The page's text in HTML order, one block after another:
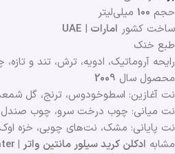
حجم 100 میلی‌لیتر
ساخت کشور امارات |
UAE
طبع خنک
رایحه آروماتیک، ادویه، ترش، تند و
محصول سال 2009
نت آغازین: اسطوخودوس، ترنج، گل
نت میانی: چوب درخت سرو، چوب صندل،
نت پایانی: مشک، نت‌های چوبی، خزه
مشابه ادکلن کرید سیلور مانتین واتر | Creed Silver Mountain Water